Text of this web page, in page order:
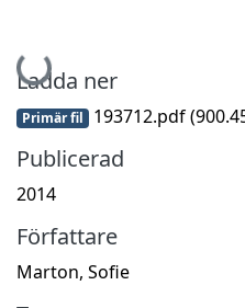
Hämtar...
Ladda ner
Primär fil 193712.pdf
Publicerad
2014
Författare
Marton, Sofie